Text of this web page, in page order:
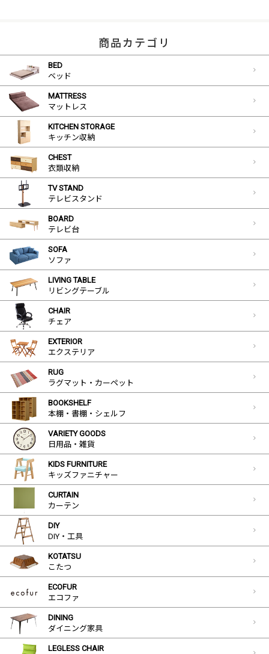
商品カテゴリ
BED
ベッド
MATTRESS
マットレス
KITCHEN STORAGE
キッチン収納
CHEST
衣類収納
TV STAND
テレビスタンド
BOARD
テレビ台
SOFA
ソファ
LIVING TABLE
リビングテーブル
CHAIR
チェア
EXTERIOR
エクステリア
RUG
ラグマット・カーペット
BOOKSHELF
本棚・書棚・シェルフ
VARIETY GOODS
日用品・雑貨
KIDS FURNITURE
キッズファニチャー
CURTAIN
カーテン
DIY
DIY・工具
KOTATSU
こたつ
ECOFUR
エコファ
DINING
ダイニング家具
LEGLESS CHAIR